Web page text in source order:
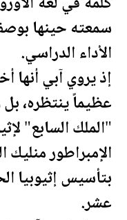
سمعته حينها
الأداء الدراسي.
إذ يروي آبي أنها
عظيماً ينتظره،
"الملك السابع"
الإمبراطور منليك
بتأسيس إثيوبيا
عشر.